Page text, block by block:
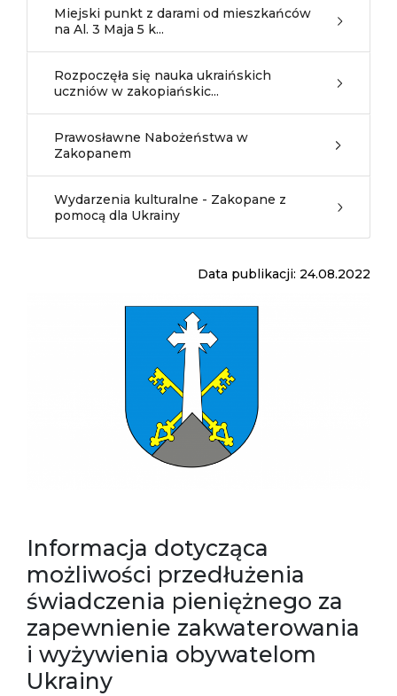
Miejski punkt z darami od mieszkańców
na Al. 3 Maja 5 k...
Rozpoczęła się nauka ukraińskich
uczniów w zakopiańskic...
Prawosławne Nabożeństwa w
Zakopanem
Wydarzenia kulturalne - Zakopane z
pomocą dla Ukrainy
Data publikacji: 24.08.2022
Informacja dotycząca
możliwości przedłużenia
świadczenia pieniężnego za
zapewnienie zakwaterowania
i wyżywienia obywatelom
Ukrainy